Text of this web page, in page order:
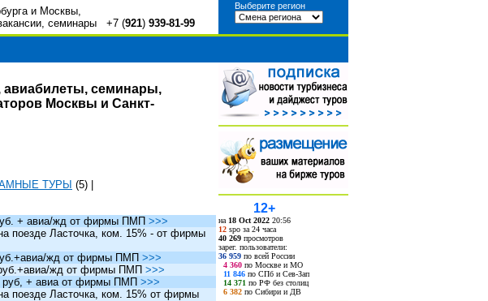
и Москвы,
семинары +7 (921) 939-81-99
Выберите регион
авиабилеты, семинары,
Москвы и Санкт-
ТУРЫ (5)
+ авиа/жд от фирмы ПМП >>>
поезде Ласточка, ком. 15% - от фирмы
жд от фирмы ПМП >>>
жд от фирмы ПМП >>>
руб, + авиа от фирмы ПМП >>>
поезде Ласточка, ком. 15% от фирмы
12+
на 18 Oct 2022 20:56
12 spo за 24 часа
40 269 просмотров
зарег. пользователи:
36 959 по всей России
4 360 по Москве и МО
11 846 по СПб и Сев-Зап
14 371 по РФ без столиц
6 382 по Сибири и ДВ